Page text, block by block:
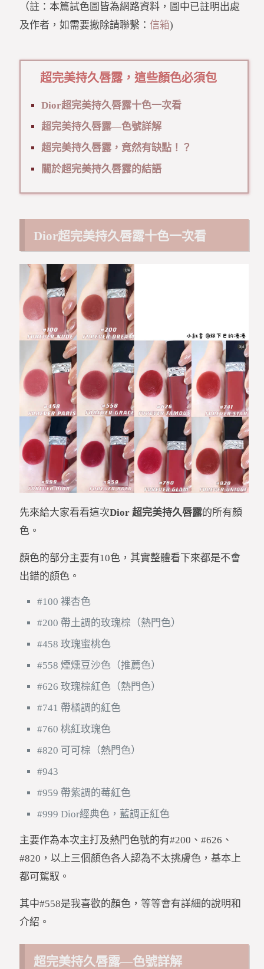
（註：本篇試色圖皆為網路資料，圖中已註明出處
及作者，如需要撤除請聯繫： 信箱)
超完美持久唇露，這些顏色必須包
Dior超完美持久唇露十色一次看
超完美持久唇露—色號詳解
超完美持久唇露，竟然有缺點！？
關於超完美持久唇露的結語
Dior超完美持久唇露十色一次看
先來給大家看看這次Dior 超完美持久唇露的所有顏
色。
顏色的部分主要有10色，其實整體看下來都是不會
出錯的顏色。
#100 裸杏色
#200 帶土調的玫瑰棕（熱門色）
#458 玫瑰蜜桃色
#558 煙燻豆沙色（推薦色）
#626 玫瑰棕紅色（熱門色）
#741 帶橘調的紅色
#760 桃紅玫瑰色
#820 可可棕（熱門色）
#943
#959 帶紫調的莓紅色
#999 Dior經典色，藍調正紅色
主要作為本次主打及熱門色號的有#200、#626、
#820，以上三個顏色各人認為不太挑膚色，基本上
都可駕馭。
其中#558是我喜歡的顏色，等等會有詳細的說明和
介紹。
超完美持久唇露—色號詳解